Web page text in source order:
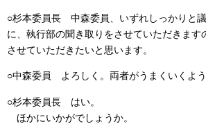
○杉本委員長 中森委員、いずれしっかりと
に、執行部の聞き取りをさせていただきます
させていただきたいと思います。
○中森委員 よろしく。両者がうまくいくよう
○杉本委員長 はい。
ほかにいかがでしょうか。